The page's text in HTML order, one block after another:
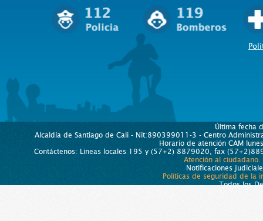
Última fecha
Alcaldía de Santiago de Cali - Nit:890399011-3 - Centro
Horario de atención CAM
Contáctenos: Líneas locales 195 y (57+2) 8879020, fax
Atención al ciudadano.
Notificaciones
Políticas de seguridad de la
Todos los